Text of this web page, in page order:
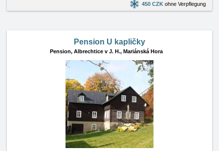
450 CZK ohne Verpflegung
Pension U kapličky
Pension, Albrechtice v J. H., Mariánská Hora